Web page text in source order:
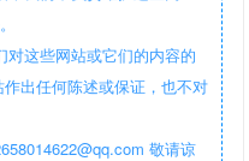
对这些网站或它们的内容的
出任何陈述或保证，也不对
敬请谅